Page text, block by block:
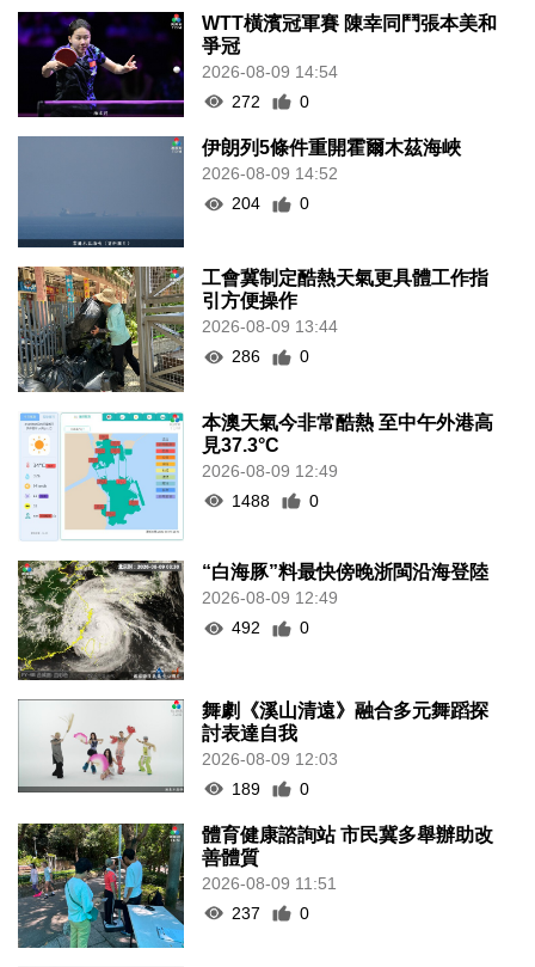
WTT橫濱冠軍賽 陳幸同鬥張本美和
爭冠
2026-08-09 14:54
272
0
伊朗列5條件重開霍爾木茲海峽
2026-08-09 14:52
204
0
工會冀制定酷熱天氣更具體工作指
引方便操作
2026-08-09 13:44
286
0
本澳天氣今非常酷熱 至中午外港高
見37.3°C
2026-08-09 12:49
1488
0
“白海豚”料最快傍晚浙閩沿海登陸
2026-08-09 12:49
492
0
舞劇《溪山清遠》融合多元舞蹈探
討表達自我
2026-08-09 12:03
189
0
體育健康諮詢站 市民冀多舉辦助改
善體質
2026-08-09 11:51
237
0